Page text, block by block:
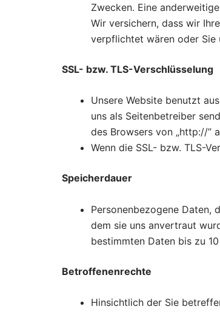
Zwecken. Eine
Wir versichern, dass wir
verpflichtet wären oder Sie
SSL- bzw. TLS-Verschlüsselung
Unsere Website benutzt
uns als Seitenbetreiber
des Browsers von „http://”
Wenn die SSL- bzw. TLS-
Speicherdauer
Personenbezogene Daten,
dem sie uns anvertraut
bestimmten Daten bis zu
Betroffenenrechte
Hinsichtlich der Sie